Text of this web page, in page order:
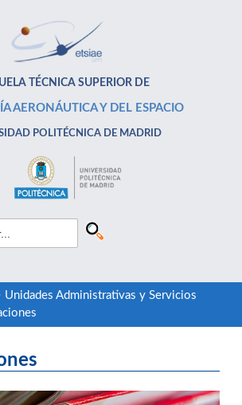
TÉCNICA SUPERIOR DE
AERONÁUTICA Y DEL ESPACIO
POLITÉCNICA DE MADRID
Unidades Administrativas y Servicios